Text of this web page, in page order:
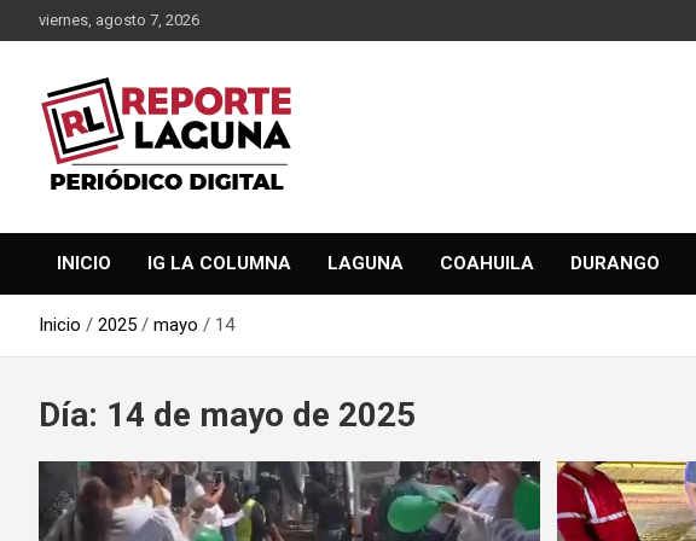
al
viernes, agosto 7, 2026
Reporte Laguna
INICIO IG LA COLUMNA LAGUNA COAHUILA DURANGO
Inicio 2025 mayo 14
Día: 14 de mayo de 2025